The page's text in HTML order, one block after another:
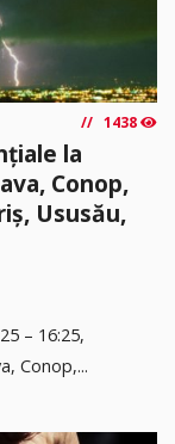
1438
la
Conop,
Ususău,
– 16:25,
Conop,...